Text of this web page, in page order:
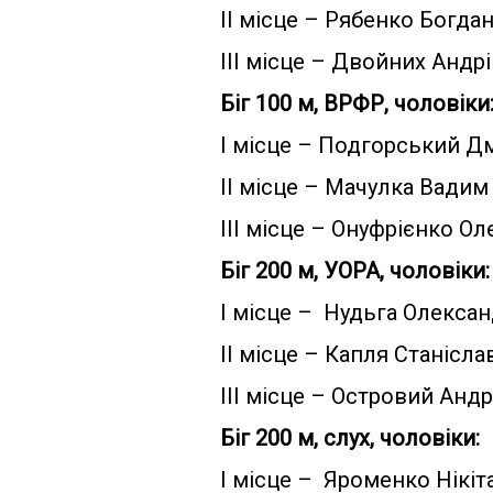
ІІ місце – Рябенко Богдан
ІІІ місце – Двойних
Біг 100 м, ВРФР, чоловіки:
І місце – Подгорський
ІІ місце – Мачулка Вадим
ІІІ місце – Онуфрієнко
Біг 200 м, УОРА, чоловіки:
І місце – Нудьга
ІІ місце – Капля
ІІІ місце – Островий
Біг 200 м, слух, чоловіки:
І місце – Яроменко